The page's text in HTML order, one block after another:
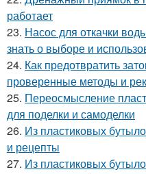
работает
23. Насос для откачки
знать о выборе и
24. Как предотвратить
проверенные методы и
25. Переосмысление
для поделки и самоделки
26. Из пластиковых
и рецепты
27. Из пластиковых